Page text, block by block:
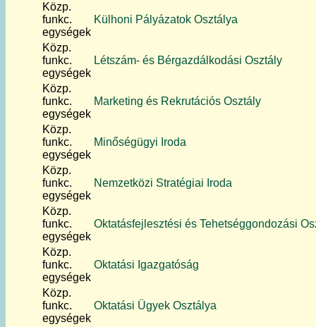
Közp.
funkc.
egységek
Külhoni Pályázatok Osztálya
Közp.
funkc.
egységek
Létszám- és Bérgazdálkodási Osztály
Közp.
funkc.
egységek
Marketing és Rekrutációs Osztály
Közp.
funkc.
egységek
Minőségügyi Iroda
Közp.
funkc.
egységek
Nemzetközi Stratégiai Iroda
Közp.
funkc.
egységek
Oktatásfejlesztési és Tehetséggondozási
Közp.
funkc.
egységek
Oktatási Igazgatóság
Közp.
funkc.
egységek
Oktatási Ügyek Osztálya